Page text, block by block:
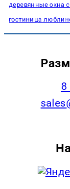
деревянные окна
гостиница
8